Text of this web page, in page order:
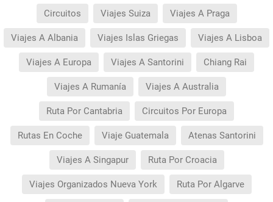
Circuitos Viajes Suiza Viajes A Praga
Viajes A Albania Viajes Islas Griegas Viajes A Lisboa
Viajes A Europa Viajes A Santorini Chiang Rai
Viajes A Rumanía Viajes A Australia
Ruta Por Cantabria Circuitos Por Europa
Rutas En Coche Viaje Guatemala Atenas Santorini
Viajes A Singapur Ruta Por Croacia
Viajes Organizados Nueva York Ruta Por Algarve